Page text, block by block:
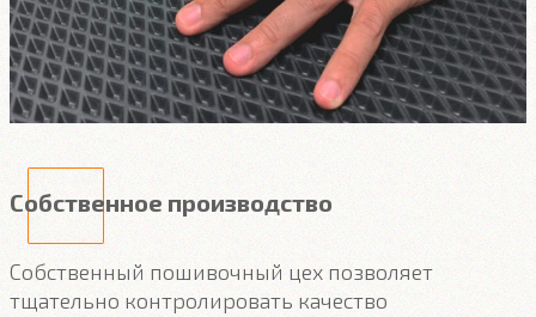
Собственное производство
Собственный пошивочный цех позволяет
тщательно контролировать качество